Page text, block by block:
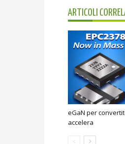
ARTICOLI
eGaN per
accelera